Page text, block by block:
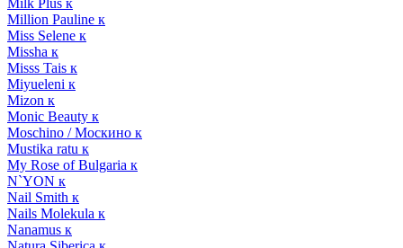
Milk Plus к
Million Pauline к
Miss Selene к
Missha к
Misss Tais к
Miyueleni к
Mizon к
Monic Beauty к
Moschino / Москино к
Mustika ratu к
My Rose of Bulgaria к
N`YON к
Nail Smith к
Nails Molekula к
Nanamus к